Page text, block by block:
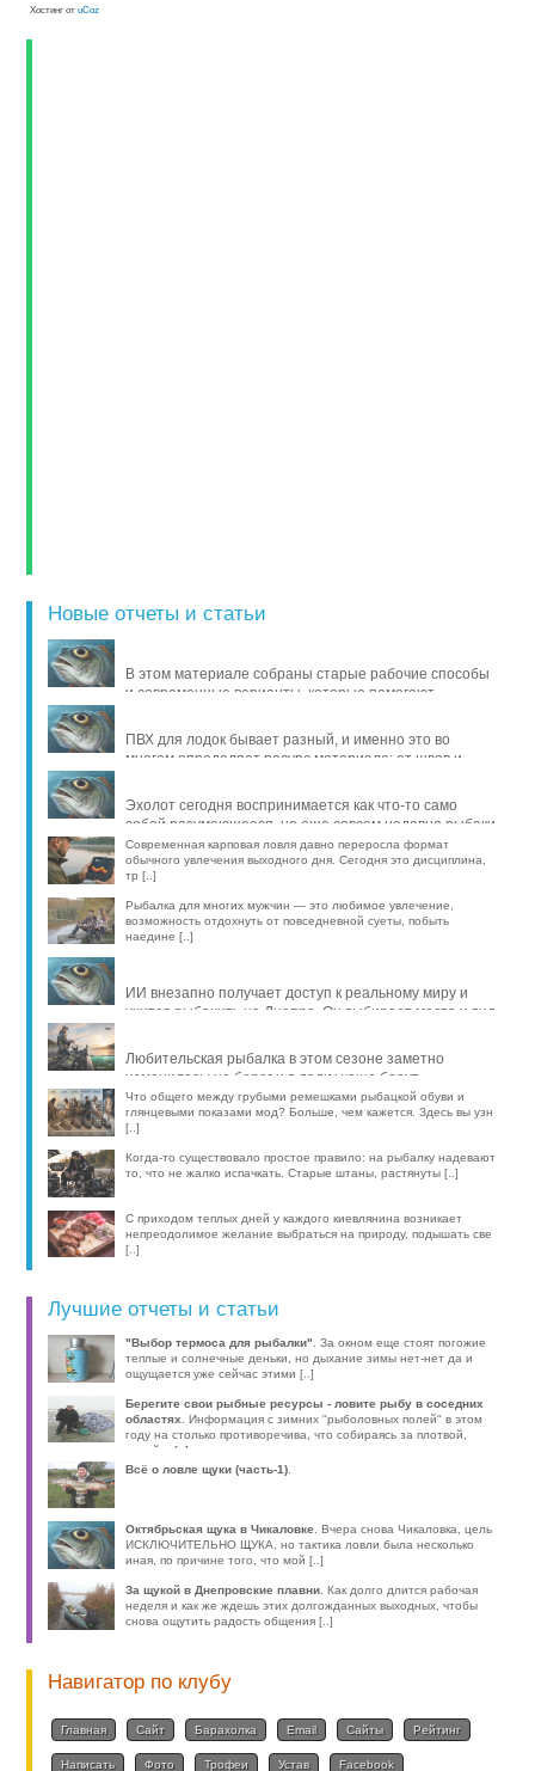
Хостинг отuCoz
Новые отчеты и статьи
В этом материале собраны старые рабочие способы
и современные варианты, которые помогают
ПВХ для лодок бывает разный, и именно это во
многом определяет ресурс материала: от швов и
Эхолот сегодня воспринимается как что-то само
собой разумеющееся, но еще совсем недавно рыбаки
обходились б [..]
Современная карповая ловля давно переросла формат
обычного увлечения выходного дня. Сегодня это дисциплина,
тр [..]
Рыбалка для многих мужчин — это любимое увлечение,
возможность отдохнуть от повседневной суеты, побыть
наедине [..]
ИИ внезапно получает доступ к реальному миру и
учится рыбачить на Днепре. Он выбирает место и вид
Любительская рыбалка в этом сезоне заметно
изменилась: на берег и в лодку чаще берут
компактные эхолоты, об [..]
Что общего между грубыми ремешками рыбацкой обуви и
глянцевыми показами мод? Больше, чем кажется. Здесь вы узн
[..]
Когда-то существовало простое правило: на рыбалку надевают
то, что не жалко испачкать. Старые штаны, растянуты [..]
С приходом теплых дней у каждого киевлянина возникает
непреодолимое желание выбраться на природу, подышать све
[..]
Лучшие отчеты и статьи
"Выбор термоса для рыбалки". За окном еще стоят погожие
теплые и солнечные деньки, но дыхание зимы нет-нет да и
ощущается уже сейчас этими [..]
Берегите свои рыбные ресурсы - ловите рыбу в соседних
областях
. Информация с зимних "рыболовных полей" в этом
году на столько противоречива, что собираясь за плотвой,
волей-н [..]
Всё о ловле щуки (часть-1)
Октябрьская щука в Чикаловке. Вчера снова Чикаловка, цель
ИСКЛЮЧИТЕЛЬНО ЩУКА, но тактика ловли была несколько
иная, по причине того, что мой [..]
За щукой в Днепровские плавни . Как долго длится рабочая
неделя и как же ждешь этих долгожданных выходных, чтобы
снова ощутить радость общения [..]
Навигатор по клубу
Главная Сайт Барахолка Email Сайты Рейтинг
Написать Фото Трофеи Устав Facebook